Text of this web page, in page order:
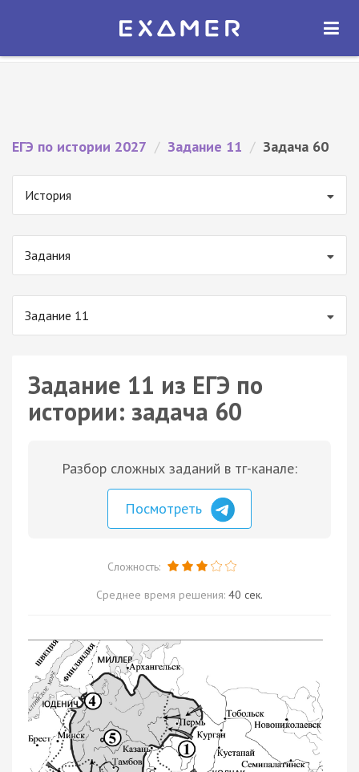
Экзамер — ЕГЭ 2027
ОТКРЫТЬ
ЕГЭ по истории 2027 / Задание 11 / Задача 60
История
Задания
Задание 11
Задание 11 из ЕГЭ по
истории: задача 60
Разбор сложных заданий в тг-канале:
Посмотреть
Сложность:
Среднее время решения: 40 сек.